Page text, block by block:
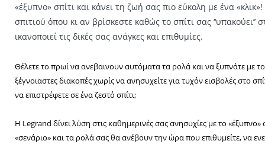
«έξυπνο» σπίτι και κάνει τη ζωή σας πιο εύκολη με ένα
σπιτιού όπου κι αν βρίσκεστε καθώς το σπίτι σας
ικανοποιεί τις δικές σας ανάγκες και επιθυμίες.
Θέλετε το πρωί να ανεβαινουν αυτόματα τα ρολά και να ξυπνάτε με
ξέγνοιαστες διακοπές χωρίς να ανησυχείτε για τυχόν εισβολές στο
να επιστρέφετε σε ένα ζεστό σπίτι;
Η Legrand δίνει λύση στις καθημερινές σας ανησυχίες με το
«σενάριο» και τα ρολά σας θα ανέβουν την ώρα που επιθυμείτε, να